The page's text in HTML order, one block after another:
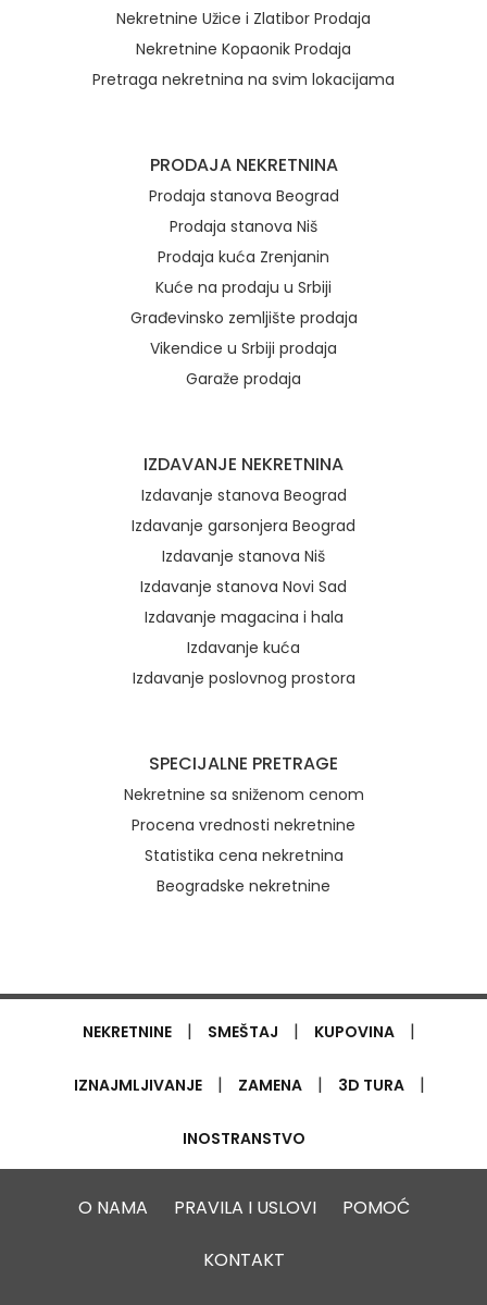
Nekretnine Užice i Zlatibor Prodaja
Nekretnine Kopaonik Prodaja
Pretraga nekretnina na svim lokacijama
PRODAJA NEKRETNINA
Prodaja stanova Beograd
Prodaja stanova Niš
Prodaja kuća Zrenjanin
Kuće na prodaju u Srbiji
Građevinsko zemljište prodaja
Vikendice u Srbiji prodaja
Garaže prodaja
IZDAVANJE NEKRETNINA
Izdavanje stanova Beograd
Izdavanje garsonjera Beograd
Izdavanje stanova Niš
Izdavanje stanova Novi Sad
Izdavanje magacina i hala
Izdavanje kuća
Izdavanje poslovnog prostora
SPECIJALNE PRETRAGE
Nekretnine sa sniženom cenom
Procena vrednosti nekretnine
Statistika cena nekretnina
Beogradske nekretnine
NEKRETNINE | SMEŠTAJ | KUPOVINA |
IZNAJMLJIVANJE | ZAMENA | 3D TURA |
INOSTRANSTVO
O NAMA PRAVILA I USLOVI POMOĆ
KONTAKT